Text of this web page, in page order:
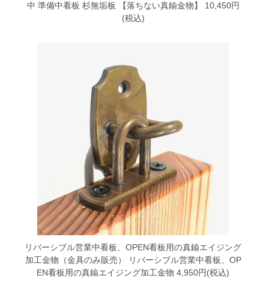
中 準備中看板 杉無垢板 【落ちない真鍮金物】 10,450円
(税込)
リバーシブル営業中看板、OPEN看板用の真鍮エイジング
加工金物（金具のみ販売）
リバーシブル営業中看板、OP
EN看板用の真鍮エイジング加工金物 4,950円(税込)